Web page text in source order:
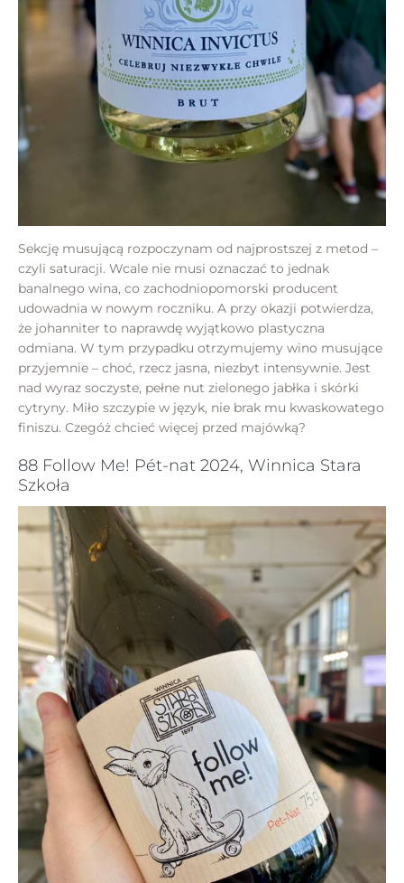
Sekcję musującą rozpoczynam od najprostszej z metod –
czyli saturacji. Wcale nie musi oznaczać to jednak
banalnego wina, co zachodniopomorski producent
udowadnia w nowym roczniku. A przy okazji potwierdza,
że johanniter to naprawdę wyjątkowo plastyczna
odmiana. W tym przypadku otrzymujemy wino musujące
przyjemnie – choć, rzecz jasna, niezbyt intensywnie. Jest
nad wyraz soczyste, pełne nut zielonego jabłka i skórki
cytryny. Miło szczypie w język, nie brak mu kwaskowatego
finiszu. Czegóż chcieć więcej przed majówką?
88 Follow Me! Pét-nat 2024, Winnica Stara
Szkoła